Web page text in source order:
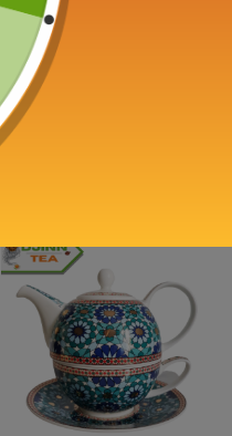
Théière Anglaise en
Porcelaine
Fleur Dunoon 1,2L
129,00